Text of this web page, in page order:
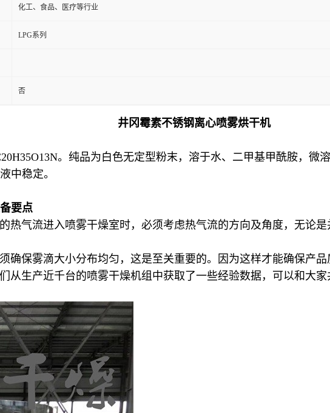
化工、食品、医疗等行业
LPG系列
否
井冈霉素不锈钢离心喷雾烘干机
。纯品为白色无定型粉末，溶于水、二甲基甲酰胺，微
中稳定。
要点
热气流进入喷雾干燥室时，必须考虑热气流的方向及角度，无论
确保雾滴大小分布均匀，这是至关重要的。因为这样才能确保产
从生产近千台的喷雾干燥机组中获取了一些经验数据，可以和大家